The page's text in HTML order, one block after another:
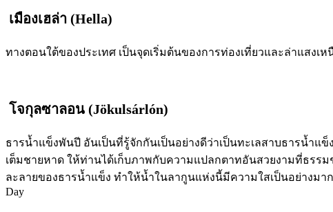
เมืองเฮล่า (Hella)
ทางตอนใต้ของประเทศ เป็นจุดเริ่มต้นของการท่องเที่ยวและล่าแสงเ
โจกุลซาลอน (Jökulsárlón)
ธารน้ำแข็งพันปี อันเป็นที่รู้จักกันเป็นอย่างดีว่าเป็นทะเลสาบธารน้ำแ
เต็มชายหาด ให้ท่านได้เก็บภาพกับความแปลกตาทอันสวยงามที่ธรรม
ละลายของธารน้ำแข็ง ทำให้น้ำในลากูนแห่งนี้มีความใสเป็นอย่างมา
Day